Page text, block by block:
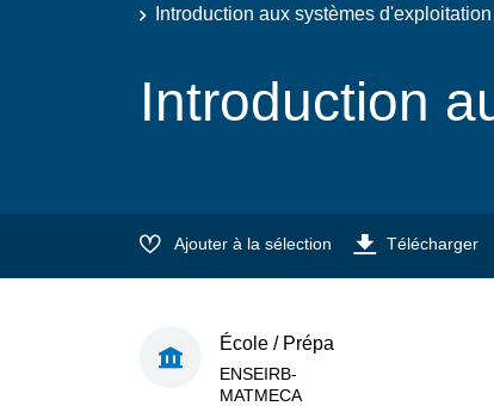
Introduction aux systèmes d'exploitation
Introduction
Ajouter à la sélection Télécharger
École / Prépa
ENSEIRB-
MATMECA